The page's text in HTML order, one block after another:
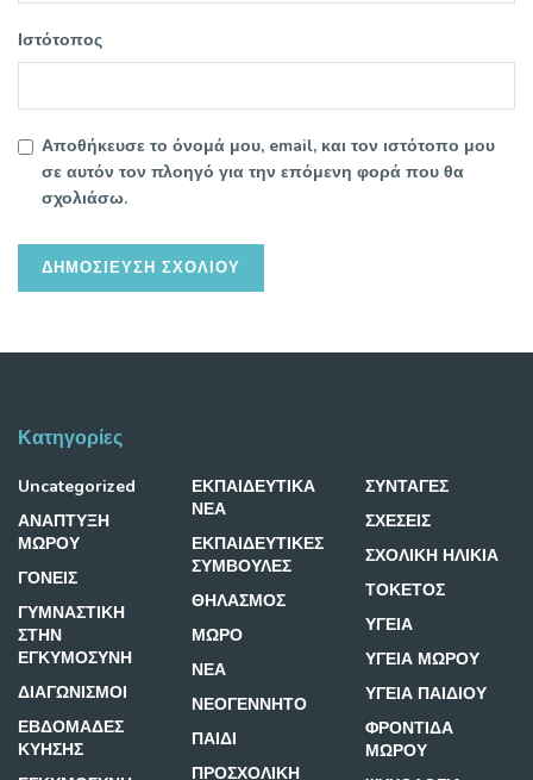
Ιστότοπος
Αποθήκευσε το όνομά μου, email, και τον ιστότοπο μου
σε αυτόν τον πλοηγό για την επόμενη φορά που θα
σχολιάσω.
Κατηγορίες
Uncategorized
ΑΝΑΠΤΥΞΗ
ΜΩΡΟΥ
ΓΟΝΕΙΣ
ΓΥΜΝΑΣΤΙΚΗ
ΣΤΗΝ
ΕΓΚΥΜΟΣΥΝΗ
ΔΙΑΓΩΝΙΣΜΟΙ
ΕΒΔΟΜΑΔΕΣ
ΚΥΗΣΗΣ
ΕΚΠΑΙΔΕΥΤΙΚΑ
ΝΕΑ
ΕΚΠΑΙΔΕΥΤΙΚΕΣ
ΣΥΜΒΟΥΛΕΣ
ΘΗΛΑΣΜΟΣ
ΜΩΡΟ
ΝΕΑ
ΝΕΟΓΕΝΝΗΤΟ
ΠΑΙΔΙ
ΠΡΟΣΧΟΛΙΚΗ
ΣΥΝΤΑΓΕΣ
ΣΧΕΣΕΙΣ
ΣΧΟΛΙΚΗ ΗΛΙΚΙΑ
ΤΟΚΕΤΟΣ
ΥΓΕΙΑ
ΥΓΕΙΑ ΜΩΡΟΥ
ΥΓΕΙΑ ΠΑΙΔΙΟΥ
ΦΡΟΝΤΙΔΑ
ΜΩΡΟΥ